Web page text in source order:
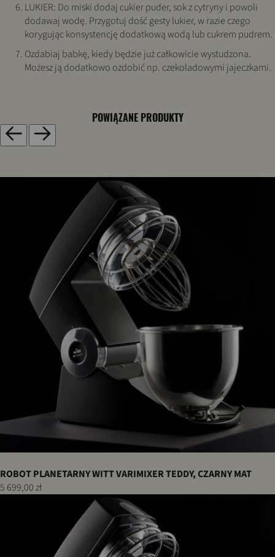
LUKIER: Do miski dodaj cukier puder, sok z cytryny i powoli
dodawaj wodę. Przygotuj dość gesty lukier, w razie czego
korygując konsystencję dodatkową wodą lub cukrem pudrem.
Ozdabiaj babkę, kiedy będzie już całkowicie wystudzona.
Możesz ją dodatkowo ozdobić np. czekoladowymi jajeczkami.
POWIĄZANE PRODUKTY
ROBOT PLANETARNY WITT VARIMIXER TEDDY, CZARNY MAT
5 699,00 zł